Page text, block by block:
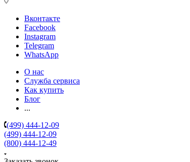
Вконтакте
Facebook
Instagram
Telegram
WhatsApp
О нас
Служба сервиса
Как купить
Блог
...
(499) 444-12-09
(499) 444-12-09
(800) 444-12-49